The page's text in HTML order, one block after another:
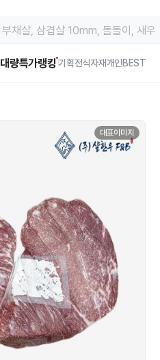
대량특가랭킹알람아이콘
기획전식자재개인BEST
대표이미지